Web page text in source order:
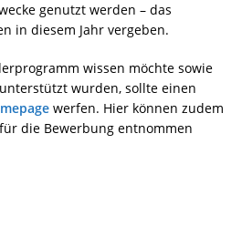
genutzt werden – das
in diesem Jahr vergeben.
wissen möchte sowie
wurden, sollte einen
werfen. Hier können zudem
die Bewerbung entnommen